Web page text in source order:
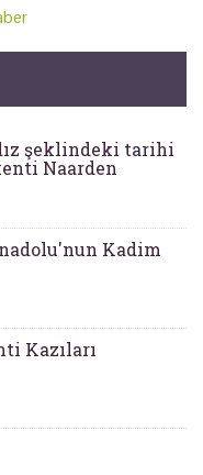
şeklindeki tarihi
Naarden
Kadim
Kazıları